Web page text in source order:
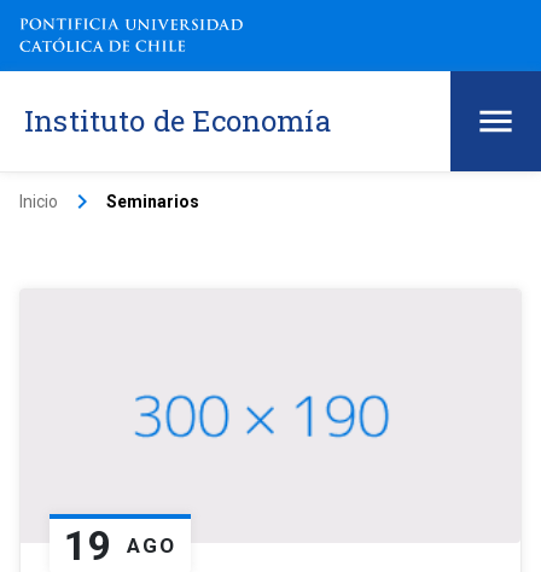
Instituto de Economía
Inicio keyboard_arrow_right Seminarios
19 AGO